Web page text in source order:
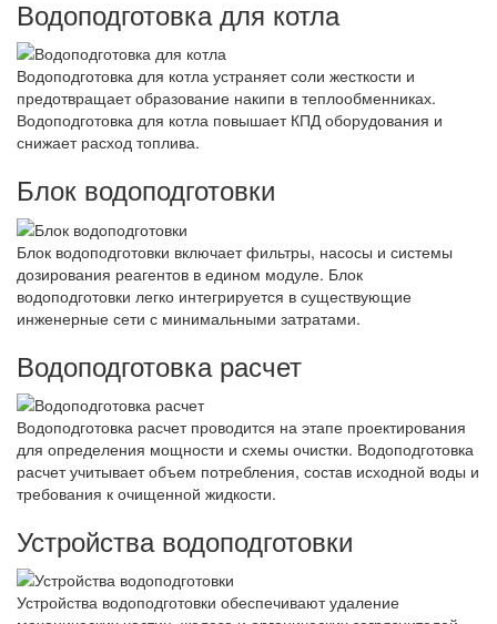
Водоподготовка для котла
Водоподготовка для котла устраняет соли жесткости и
предотвращает образование накипи в теплообменниках.
Водоподготовка для котла повышает КПД оборудования и
снижает расход топлива.
Блок водоподготовки
Блок водоподготовки включает фильтры, насосы и системы
дозирования реагентов в едином модуле. Блок
водоподготовки легко интегрируется в существующие
инженерные сети с минимальными затратами.
Водоподготовка расчет
Водоподготовка расчет проводится на этапе проектирования
для определения мощности и схемы очистки. Водоподготовка
расчет учитывает объем потребления, состав исходной воды и
требования к очищенной жидкости.
Устройства водоподготовки
Устройства водоподготовки обеспечивают удаление